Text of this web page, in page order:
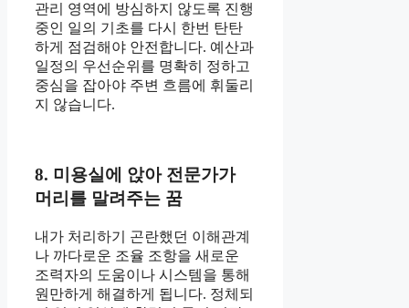
관리 영역에 방심하지 않도록 진행
중인 일의 기초를 다시 한번 탄탄
하게 점검해야 안전합니다. 예산과
일정의 우선순위를 명확히 정하고
중심을 잡아야 주변 흐름에 휘둘리
지 않습니다.
8. 미용실에 앉아 전문가가
머리를 말려주는 꿈
내가 처리하기 곤란했던 이해관계
나 까다로운 조율 조항을 새로운
조력자의 도움이나 시스템을 통해
원만하게 해결하게 됩니다. 정체되